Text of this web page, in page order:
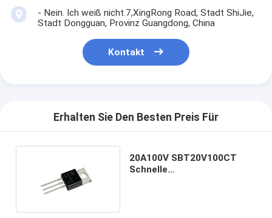
- Nein. Ich weiß nicht.7,XingRong Road, Stadt ShiJie,
Stadt Dongguan, Provinz Guangdong, China
Kontakt
Erhalten Sie Den Besten Preis Für
20A100V SBT20V100CT
Schnelle